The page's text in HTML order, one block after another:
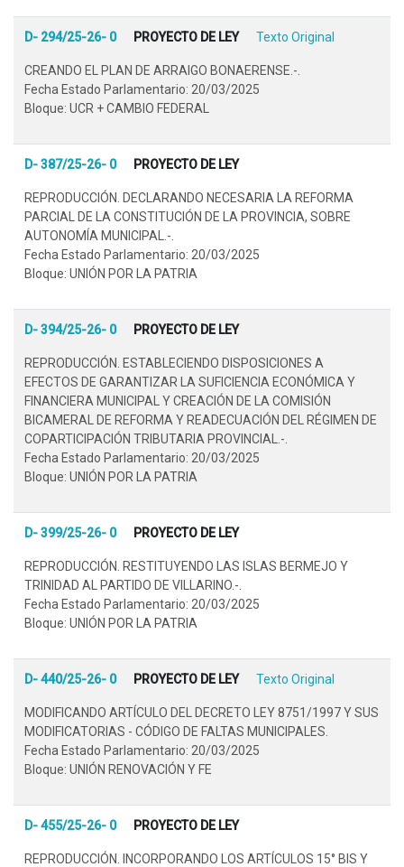
D- 294/25-26- 0 PROYECTO DE LEY Texto Original
CREANDO EL PLAN DE ARRAIGO BONAERENSE.-.
Fecha Estado Parlamentario: 20/03/2025
Bloque: UCR + CAMBIO FEDERAL
D- 387/25-26- 0 PROYECTO DE LEY
REPRODUCCIÓN. DECLARANDO NECESARIA LA REFORMA
PARCIAL DE LA CONSTITUCIÓN DE LA PROVINCIA, SOBRE
AUTONOMÍA MUNICIPAL.-.
Fecha Estado Parlamentario: 20/03/2025
Bloque: UNIÓN POR LA PATRIA
D- 394/25-26- 0 PROYECTO DE LEY
REPRODUCCIÓN. ESTABLECIENDO DISPOSICIONES A
EFECTOS DE GARANTIZAR LA SUFICIENCIA ECONÓMICA Y
FINANCIERA MUNICIPAL Y CREACIÓN DE LA COMISIÓN
BICAMERAL DE REFORMA Y READECUACIÓN DEL RÉGIMEN DE
COPARTICIPACIÓN TRIBUTARIA PROVINCIAL.-.
Fecha Estado Parlamentario: 20/03/2025
Bloque: UNIÓN POR LA PATRIA
D- 399/25-26- 0 PROYECTO DE LEY
REPRODUCCIÓN. RESTITUYENDO LAS ISLAS BERMEJO Y
TRINIDAD AL PARTIDO DE VILLARINO.-.
Fecha Estado Parlamentario: 20/03/2025
Bloque: UNIÓN POR LA PATRIA
D- 440/25-26- 0 PROYECTO DE LEY Texto Original
MODIFICANDO ARTÍCULO DEL DECRETO LEY 8751/1997 Y SUS
MODIFICATORIAS - CÓDIGO DE FALTAS MUNICIPALES.
Fecha Estado Parlamentario: 20/03/2025
Bloque: UNIÓN RENOVACIÓN Y FE
D- 455/25-26- 0 PROYECTO DE LEY
REPRODUCCIÓN. INCORPORANDO LOS ARTÍCULOS 15° BIS Y